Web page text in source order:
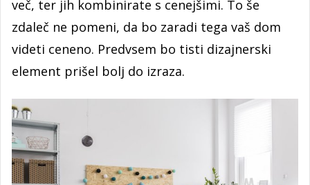
več, ter jih kombinirate s cenejšimi. To še
zdaleč ne pomeni, da bo zaradi tega vaš dom
videti ceneno. Predvsem bo tisti dizajnerski
element prišel bolj do izraza.